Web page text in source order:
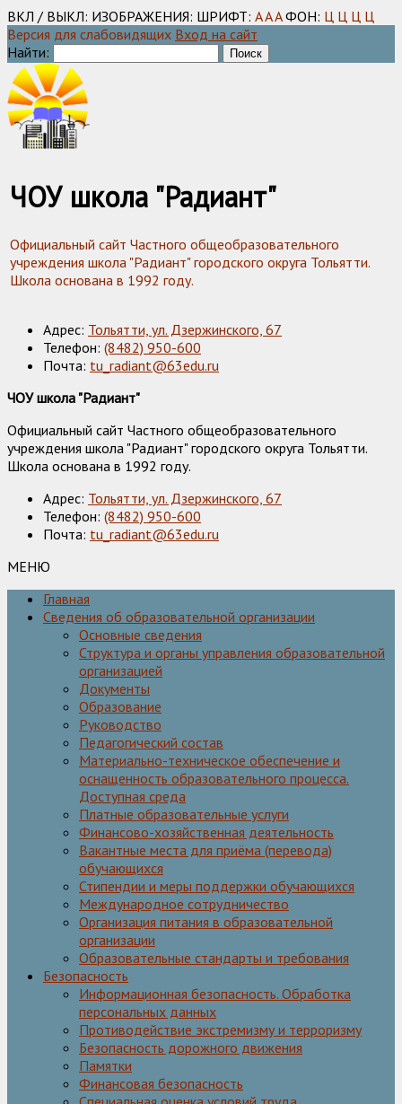
ВКЛ / ВЫКЛ: ИЗОБРАЖЕНИЯ: ШРИФТ: AAA ФОН: Ц Ц Ц Ц
Версия для слабовидящих Вход на сайт
Найти:
ЧОУ школа "Радиант"
Официальный сайт Частного общеобразовательного
учреждения школа "Радиант" городского округа Тольятти.
Школа основана в 1992 году.
Адрес: Тольятти, ул. Дзержинского, 67
Телефон: (8482) 950-600
Почта: tu_radiant@63edu.ru
ЧОУ школа "Радиант"
Официальный сайт Частного общеобразовательного
учреждения школа "Радиант" городского округа Тольятти.
Школа основана в 1992 году.
Адрес: Тольятти, ул. Дзержинского, 67
Телефон: (8482) 950-600
Почта: tu_radiant@63edu.ru
МЕНЮ
Главная
Сведения об образовательной организации
Основные сведения
Структура и органы управления образовательной
организацией
Документы
Образование
Руководство
Педагогический состав
Материально-техническое обеспечение и
оснащенность образовательного процесса.
Доступная среда
Платные образовательные услуги
Финансово-хозяйственная деятельность
Вакантные места для приёма (перевода)
обучающихся
Стипендии и меры поддержки обучающихся
Международное сотрудничество
Организация питания в образовательной
организации
Образовательные стандарты и требования
Безопасность
Информационная безопасность. Обработка
персональных данных
Противодействие экстремизму и терроризму
Безопасность дорожного движения
Памятки
Финансовая безопасность